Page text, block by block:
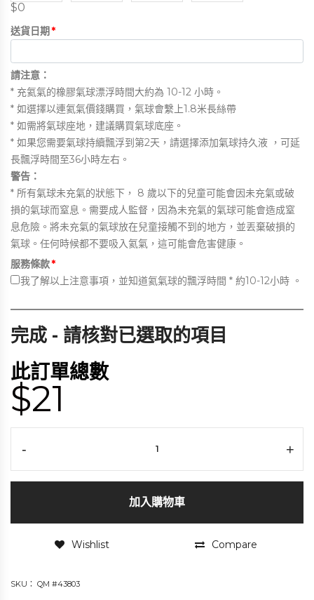
$0
送貨日期*
請注意：
* 充氦氣的橡膠氣球漂浮時間大約為 10-12 小時。
* 如選擇以連氦氣價錢購買，氣球會繫上1.8米長絲帶
* 如需將氣球座地，建議購買氣球底座。
* 如果您需要氣球持續飄浮到第2天，請選擇添加氣球持久液 ，可延
長飄浮時間至36小時左右。
警告：
* 所有氣球未充氣的狀態下， 8 歲以下的兒童可能會因未充氣或破
損的氣球而窒息。需要成人監督，因為未充氣的氣球可能會造成窒
息危險。將未充氣的氣球放在兒童接觸不到的地方，並丟棄破損的
氣球。任何時候都不要吸入氦氣，這可能會危害健康。
服務條款*
我了解以上注意事項，並知道氦氣球的飄浮時間 * 約10-12小時 。
完成 - 請核對已選取的項目
此訂單總數
$21
- +
加入購物車
Wishlist Compare
SKU： QM #43803